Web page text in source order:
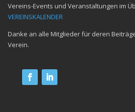
Vereins-Events und Veranstaltungen im
VEREINSKALENDER
Danke an alle Mitglieder für deren
Verein.